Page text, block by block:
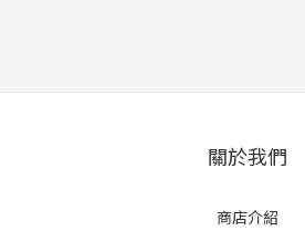
關於我們
商店介紹